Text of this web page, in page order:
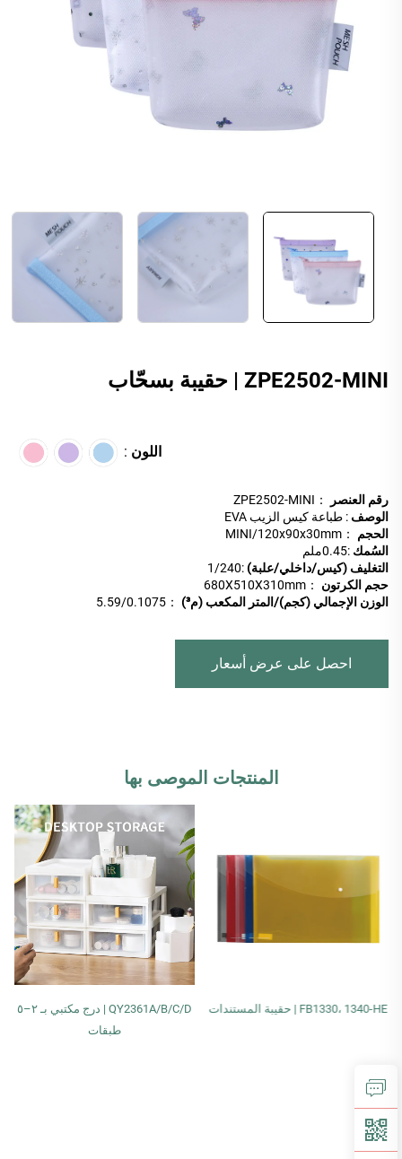
ZPE2502-MINI | حقيبة بسحّاب
اللون :
رقم العنصر
：ZPE2502-MINI
الوصف : طباعة كيس الزيب EVA
الحجم
：MINI/120x90x30mm
السُمك :0.45ملم
التغليف (كيس/داخلي/علبة) :
1/240
حجم الكرتون
：680X510X310mm
الوزن الإجمالي (كجم)/المتر المكعب (م³)
：5.59/0.1075
احصل على عرض أسعار
المنتجات الموصى بها
FB1330، 1340-HE | حقيبة المستندات
QY2361A/B/C/D | درج مكتبي بـ ٢–٥
طبقات